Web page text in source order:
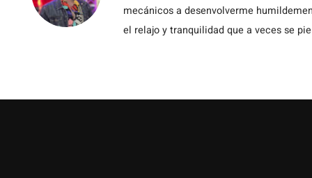
mecánicos a desenvolverme
el relajo y tranquilidad que a veces se